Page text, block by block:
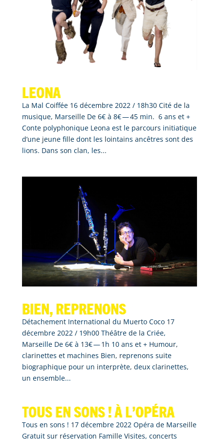
Leona
La Mal Coiffée 16 décembre 2022 / 18h30 Cité de la
musique, Marseille De 6€ à 8€ — 45 min. 6 ans et +
Conte polyphonique Leona est le parcours initiatique
d’une jeune fille dont les lointains ancêtres sont des
lions. Dans son clan, les...
Bien, reprenons
Détachement International du Muerto Coco 17
décembre 2022 / 19h00 Théâtre de la Criée,
Marseille De 6€ à 13€ — 1h 10 ans et + Humour,
clarinettes et machines Bien, reprenons suite
biographique pour un interprète, deux clarinettes,
un ensemble...
Tous en sons ! À l’opéra
Tous en sons ! 17 décembre 2022 Opéra de Marseille
Gratuit sur réservation Famille Visites, concerts